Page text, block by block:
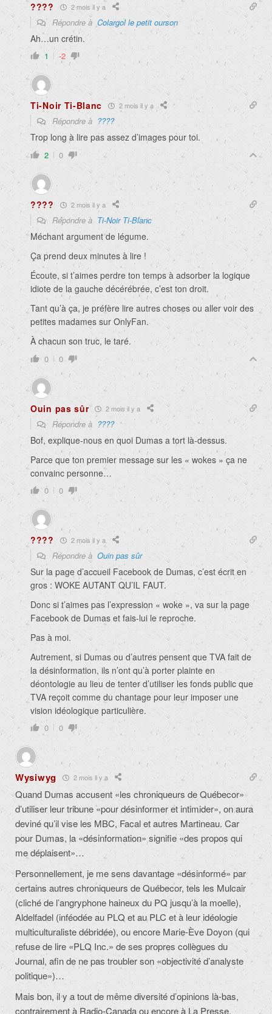
???? 2 mois il y a
Répondre à Colargol le petit ourson
Ah…un crétin.
1 -2
Ti-Noir Ti-Blanc 2 mois il y a
Répondre à ????
Trop long à lire pas assez d’images pour toi.
2 0
???? 2 mois il y a
Répondre à Ti-Noir Ti-Blanc
Méchant argument de légume.
Ça prend deux minutes à lire !
Écoute, si t’aimes perdre ton temps à adsorber la logique
idiote de la gauche décérébrée, c’est ton droit.
Tant qu’à ça, je préfère lire autres choses ou aller voir des
petites madames sur OnlyFan.
À chacun son truc, le taré.
0 0
Ouin pas sûr 2 mois il y a
Répondre à ????
Bof, explique-nous en quoi Dumas a tort là-dessus.
Parce que ton premier message sur les « wokes » ça ne
convainc personne…
0 0
???? 2 mois il y a
Répondre à Ouin pas sûr
Sur la page d’accueil Facebook de Dumas, c’est écrit en
gros : WOKE AUTANT QU’IL FAUT.
Donc si t’aimes pas l’expression « woke », va sur la page
Facebook de Dumas et fais-lui le reproche.
Pas à moi.
Autrement, si Dumas ou d’autres pensent que TVA fait de
la désinformation, ils n’ont qu’à porter plainte en
déontologie au lieu de tenter d’utiliser les fonds public que
TVA reçoit comme du chantage pour leur imposer une
vision idéologique particulière.
0 0
Wysiwyg 2 mois il y a
Quand Dumas accusent «les chroniqueurs de Québecor»
d’utiliser leur tribune «pour désinformer et intimider», on aura
deviné qu’il vise les MBC, Facal et autres Martineau. Car
pour Dumas, la «désinformation» signifie «des propos qui
me déplaisent»…
Personnellement, je me sens davantage «désinformé» par
certains autreschroniqueurs de Québecor, tels les Mulcair
(cliché de l’angryphone haineux du PQ jusqu’à la moelle),
Aldelfadel (inféodée au PLQ et au PLC et à leur idéologie
multiculturaliste débridée), ou encore Marie-Ève Doyon (qui
refuse de lire «PLQ Inc.» de ses propres collègues du
Journal, afin de ne pas troubler son «objectivité d’analyste
politique»)…
Mais bon, il y a tout de même diversité d’opinions là-bas,
contrairement à Radio-Canada ou encore à La Presse,